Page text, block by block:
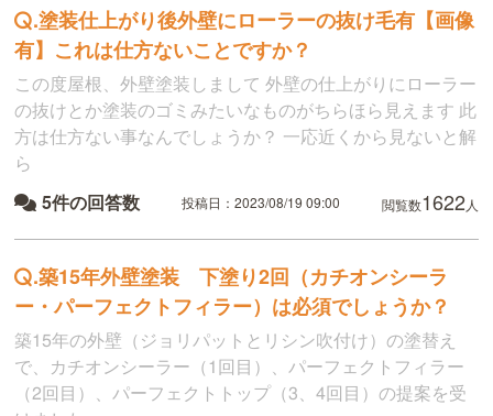
.塗装仕上がり後外壁にローラーの抜け毛有【画像
有】これは仕方ないことですか？
この度屋根、外壁塗装しまして 外壁の仕上がりにローラー
の抜けとか塗装のゴミみたいなものがちらほら見えます 此
方は仕方ない事なんでしょうか？ 一応近くから見ないと解
ら
5件の回答数 投稿日：2023/08/19 09:00 閲覧数1622人
.築15年外壁塗装 下塗り2回（カチオンシーラ
ー・パーフェクトフィラー）は必須でしょうか？
築15年の外壁（ジョリパットとリシン吹付け）の塗替え
で、カチオンシーラー（1回目）、パーフェクトフィラー
（2回目）、パーフェクトトップ（3、4回目）の提案を受